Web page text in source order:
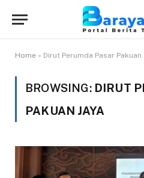
Home » Dirut Perumda Pasar Pakuan
BROWSING: DIRUT
PAKUAN JAYA